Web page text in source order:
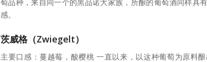
萄品种，来自同一个的黑品诺大家族，所酿的葡萄酒同样具
感。
茨威格（Zwiegelt）
主要口感：蔓越莓，酸樱桃 一直以来，以这种葡萄为原料